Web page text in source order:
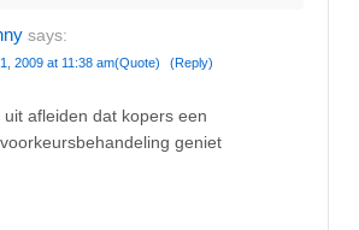
says:
2009 at 11:38 am(Quote) (Reply)
afleiden dat kopers een
geniet